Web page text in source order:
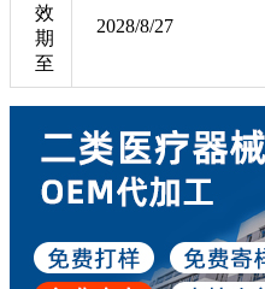
效
期
至
2028/8/27